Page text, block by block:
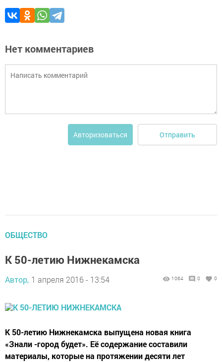
Нет комментариев
Авторизоваться Отправить
ОБЩЕСТВО
К 50-летию Нижнекамска
Автор, 1 апреля 2016 - 13:54 1064 0 0
К 50-летию Нижнекамска выпущена новая книга
«Знали -город будет». Её содержание составили
материалы, которые на протяжении десяти лет